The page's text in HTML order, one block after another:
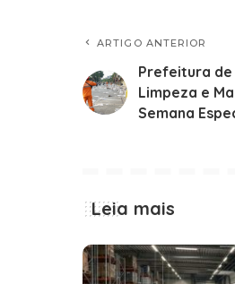
ARTIGO ANTERIOR
Prefeitura de
Limpeza e
Semana
Leia mais